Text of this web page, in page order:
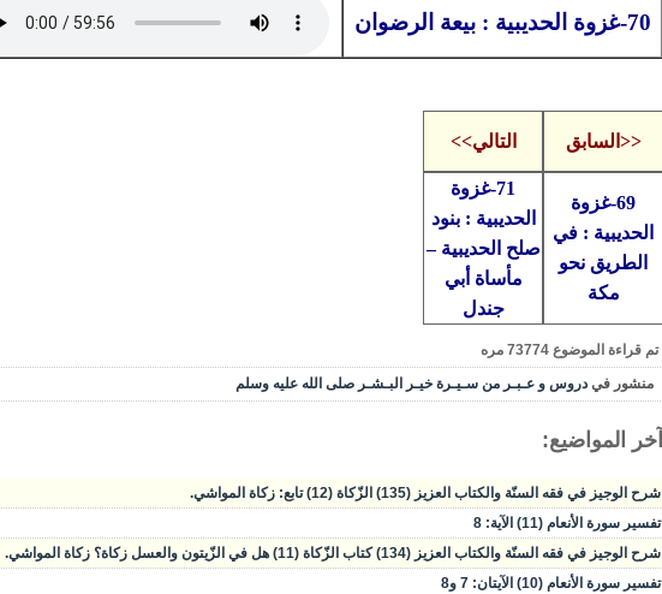
70-غزوة الحديبية : بيعة الرضوان
<<السابق التالي>>
69-غزوة
الحديبية : في
الطريق نحو
مكة
71-غزوة
الحديبية : بنود
صلح الحديبية –
مأساة أبي
جندل
تم قراءة الموضوع 73774 مره
منشور في دروس و عـبـر من سـيـرة خيـر البـشـر صلى الله عليه وسلم
آخر المواضيع:
شرح الوجيز في فقه السنّة والكتاب العزيز (135) الزّكاة (12) تابع: زكاة المواشي.
تفسير سورة الأنعام (11) الآية: 8
شرح الوجيز في فقه السنّة والكتاب العزيز (134) كتاب الزّكاة (11) هل في الزّيتون والعسل زكاة؟ زكاة المواشي.
تفسير سورة الأنعام (10) الآيتان: 7 و8